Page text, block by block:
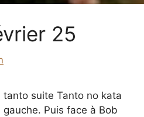
25
suite Tanto no kata
Puis face à Bob